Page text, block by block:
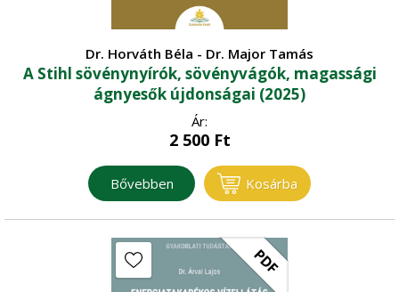
Dr. Horváth Béla - Dr. Major Tamás
A Stihl sövénynyírók, sövényvágók, magassági
ágnyesők újdonságai (2025)
Ár:
2 500Ft
Bővebben Kosárba
PDF